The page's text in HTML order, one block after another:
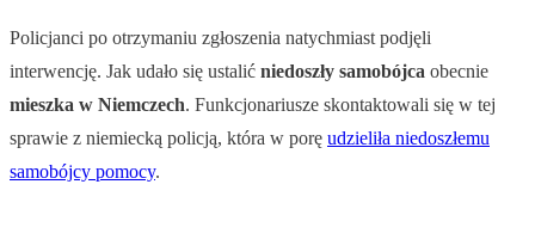
Policjanci po otrzymaniu zgłoszenia natychmiast podjęli
interwencję. Jak udało się ustalić niedoszły samobójca obecnie
mieszka w Niemczech. Funkcjonariusze skontaktowali się w tej
sprawie z niemiecką policją, która w porę udzieliła niedoszłemu
samobójcy pomocy.